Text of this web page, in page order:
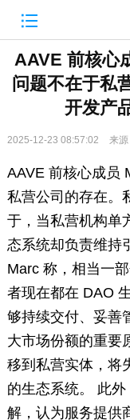

AAVE 前核心
问题不在于私
开发产
2025-12-23 08:57:02 来源
AAVE 前核心成员
私营公司的存在。
于，当私营机构单
态系统却负责维持
Marc 称，相当一
者现在都在 DAO
够持续交付、妥善
大市场份额的重要
移到私营实体，将
的生态系统。 此
解，认为服务提供